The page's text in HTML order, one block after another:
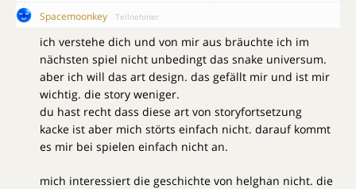
Spacemoonkey Teilnehmer
ich verstehe dich und von mir aus bräuchte ich im
nächsten spiel nicht unbedingt das snake universum.
aber ich will das art design. das gefällt mir und ist mir
wichtig. die story weniger.
du hast recht dass diese art von storyfortsetzung
kacke ist aber mich störts einfach nicht. darauf kommt
es mir bei spielen einfach nicht an.
mich interessiert die geschichte von helghan nicht. die